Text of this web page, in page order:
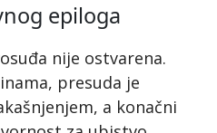
epiloga
nije ostvarena.
presuda je
a konačni